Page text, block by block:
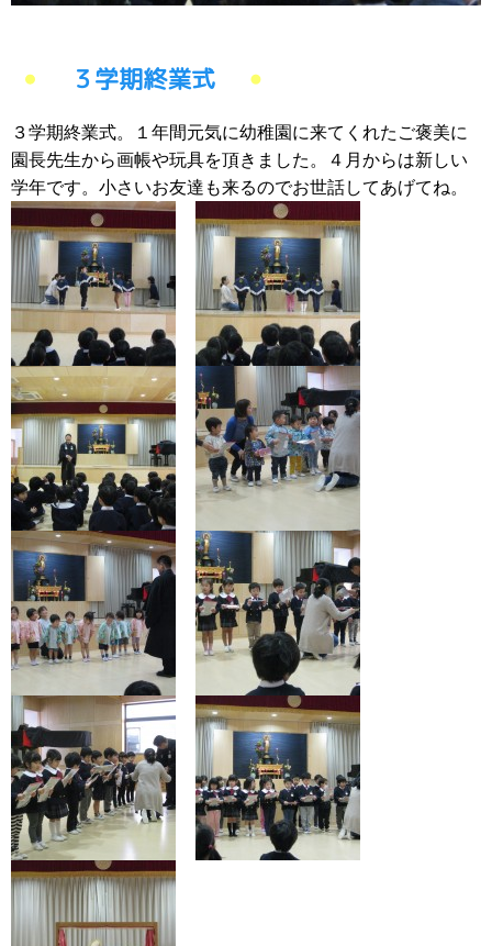
３学期終業式
３学期終業式。１年間元気に幼稚園に来てくれたご褒美に
園長先生から画帳や玩具を頂きました。４月からは新しい
学年です。小さいお友達も来るのでお世話してあげてね。